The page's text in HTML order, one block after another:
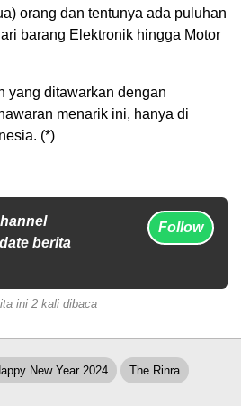
orang dan tentunya ada puluhan
barang Elektronik hingga Motor
yang ditawarkan dengan
menarik ini, hanya di
(*)
berita
Follow
ini 2 kali dibaca
New Year 2024 The Rinra